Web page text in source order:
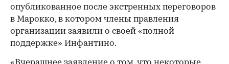
опубликованное после экстренных переговоров
в Марокко, в котором члены правления
организации заявили о своей «полной
поддержке» Инфантино.